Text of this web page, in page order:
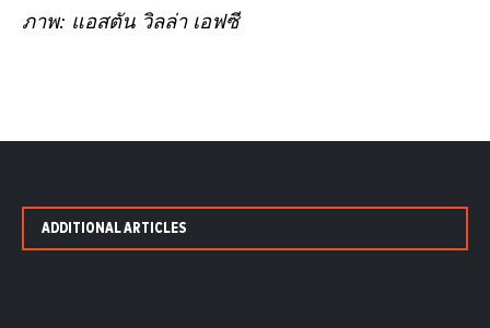
ภาพ: แอสตัน วิลล่า เอฟซี
ADDITIONAL ARTICLES